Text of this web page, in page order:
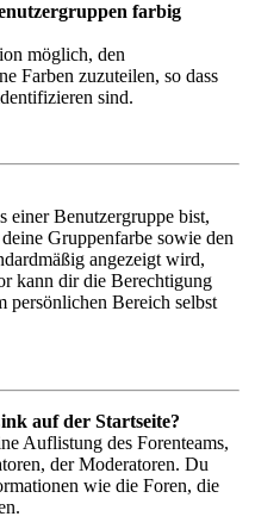
farbig
möglich, den
Farben zuzuteilen, so dass
sind.
einer Benutzergruppe bist,
Gruppenfarbe sowie den
angezeigt wird,
kann dir die Berechtigung
persönlichen Bereich selbst
auf der Startseite?
Auflistung des Forenteams,
der Moderatoren. Du
wie die Foren, die